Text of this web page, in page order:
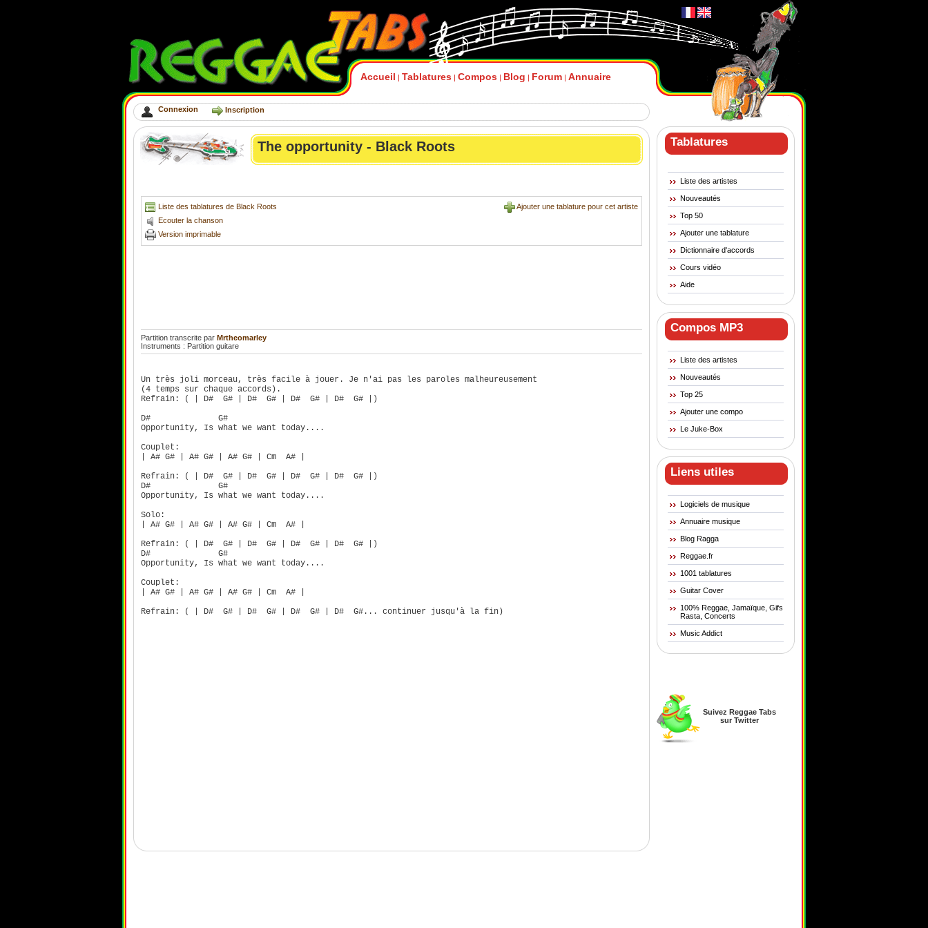
Accueil | Tablatures | Compos | Blog | Forum | Annuaire
Connexion Inscription
Tablatures
Liste des artistes
Nouveautés
Top 50
Ajouter une tablature
Dictionnaire d'accords
Cours vidéo
Aide
Compos MP3
Liste des artistes
Nouveautés
Top 25
Ajouter une compo
Le Juke-Box
Liens utiles
Logiciels de musique
Annuaire musique
Blog Ragga
Reggae.fr
1001 tablatures
Guitar Cover
100% Reggae, Jamaïque, Gifs
Rasta, Concerts
Music Addict
Suivez Reggae Tabs
sur Twitter
The opportunity - Black Roots
Ajouter une tablature pour cet artiste
Liste des tablatures de Black Roots
Ecouter la chanson
Version imprimable
Partition transcrite par Mrtheomarley
Instruments : Partition guitare
Un très joli morceau, très facile à jouer. Je n'ai pas les paroles malheureusement
(4 temps sur chaque accords).
Refrain: ( | D# G# | D# G# | D# G# | D# G# |)
D# G#
Opportunity, Is what we want today....
Couplet:
| A# G# | A# G# | A# G# | Cm A# |
Refrain: ( | D# G# | D# G# | D# G# | D# G# |)
D# G#
Opportunity, Is what we want today....
Solo:
| A# G# | A# G# | A# G# | Cm A# |
Refrain: ( | D# G# | D# G# | D# G# | D# G# |)
D# G#
Opportunity, Is what we want today....
Couplet:
| A# G# | A# G# | A# G# | Cm A# |
Refrain: ( | D# G# | D# G# | D# G# | D# G#... continuer jusqu'à la fin)